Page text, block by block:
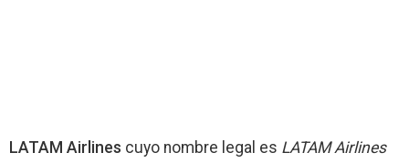
LATAM Airlines cuyo nombre legal es LATAM Airlines